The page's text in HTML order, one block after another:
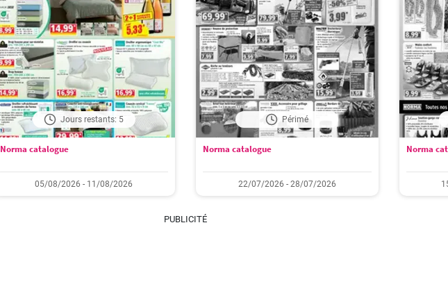
Jours restants: 5
Norma catalogue
05/08/2026 - 11/08/2026
Périmé
Norma catalogue
22/07/2026 - 28/07/2026
Norma
PUBLICITÉ